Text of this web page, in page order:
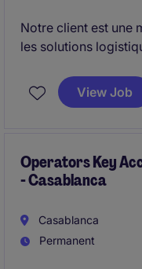
Notre client est une
les solutions
transport
bout en bout.
Habile
(H/F), titulaire d'un
View Job
Operators Key
- Casablanca
Casablanca
Permanent